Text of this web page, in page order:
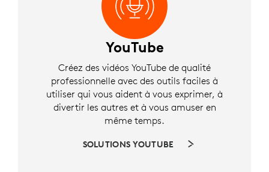
YouTube
Créez des vidéos YouTube de qualité
professionnelle avec des outils faciles à
utiliser qui vous aident à vous exprimer, à
divertir les autres et à vous amuser en
même temps.
SOLUTIONS YOUTUBE